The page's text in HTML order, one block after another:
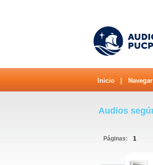
Inicio Navegar
Audios
Páginas: 1